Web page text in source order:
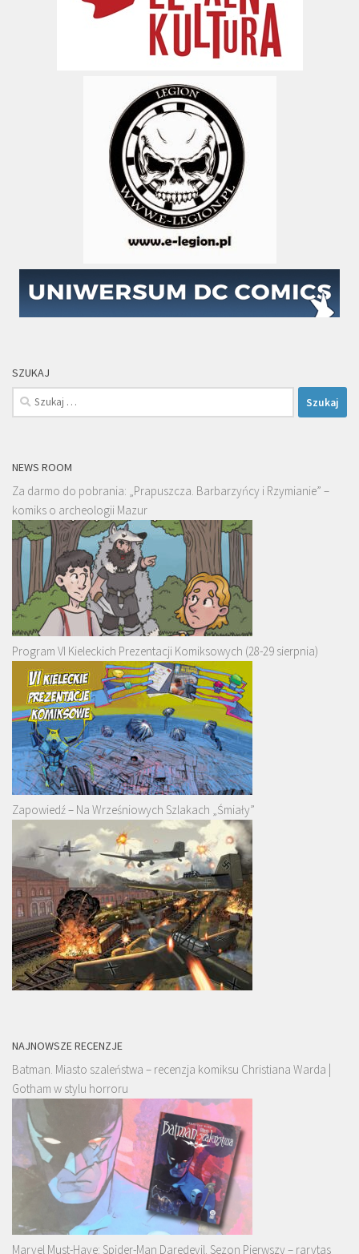
SZUKAJ
Szukaj:
NEWS ROOM
Za darmo do pobrania: „Prapuszcza. Barbarzyńcy i Rzymianie” –
komiks o archeologii Mazur
Program VI Kieleckich Prezentacji Komiksowych (28-29 sierpnia)
Zapowiedź – Na Wrześniowych Szlakach „Śmiały”
NAJNOWSZE RECENZJE
Batman. Miasto szaleństwa – recenzja komiksu Christiana Warda |
Gotham w stylu horroru
Marvel Must-Have: Spider-Man Daredevil. Sezon Pierwszy – rarytas